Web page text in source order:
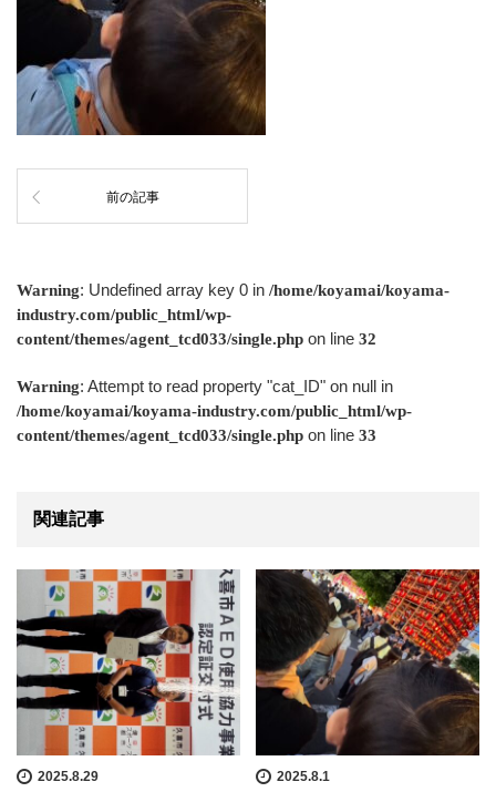
前の記事
Warning: Undefined array key 0 in /home/koyamai/koyama-
industry.com/public_html/wp-
content/themes/agent_tcd033/single.php on line 32
Warning: Attempt to read property "cat_ID" on null in
/home/koyamai/koyama-industry.com/public_html/wp-
content/themes/agent_tcd033/single.php on line 33
関連記事
2025.8.29 2025.8.1